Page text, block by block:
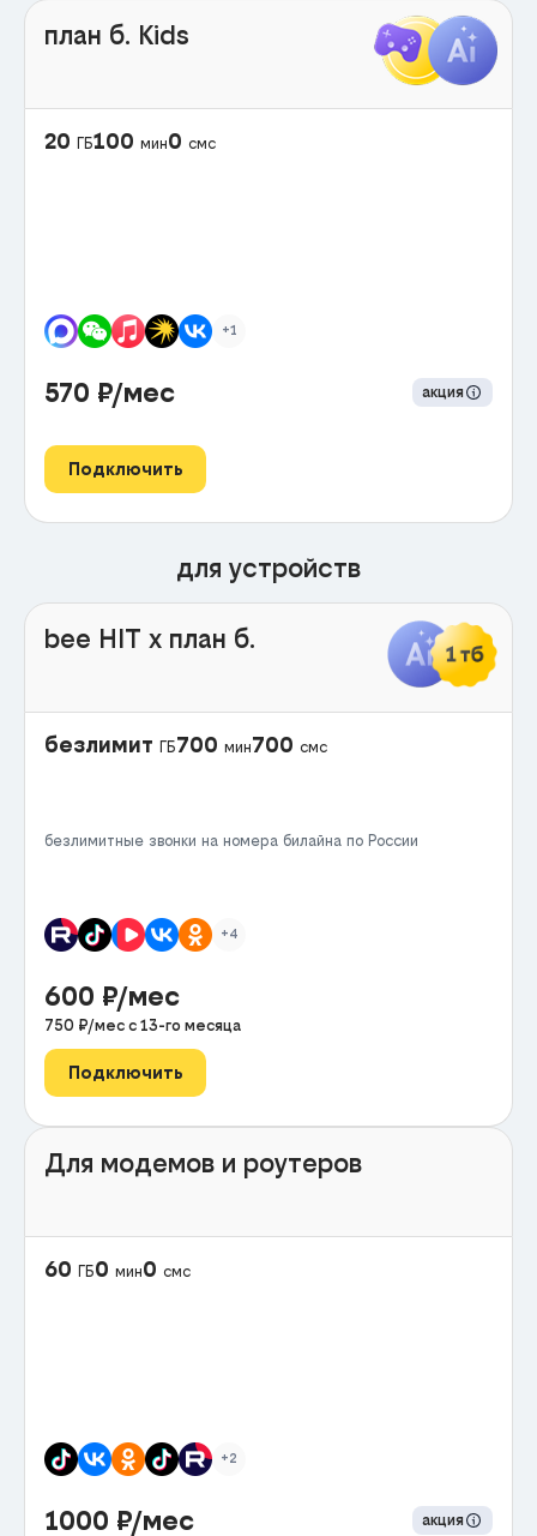
план б. Kids
20 ГБ100 мин0 смс
+1
570 ₽/мес акция
Подключить
для устройств
bee HIT x план б.
безлимит ГБ700 мин700 смс
безлимитные звонки на номера билайна по России
+4
600 ₽/мес
750 ₽/мес с 13-го месяца
Подключить
Для модемов и роутеров
60 ГБ0 мин0 смс
+2
1000 ₽/мес акция